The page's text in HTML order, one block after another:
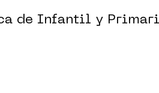
de Infantil y